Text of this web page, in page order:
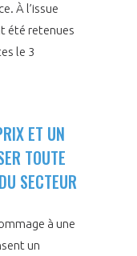
À l’issue
été retenues
le 3
ET UN
TOUTE
SECTEUR
à une
un